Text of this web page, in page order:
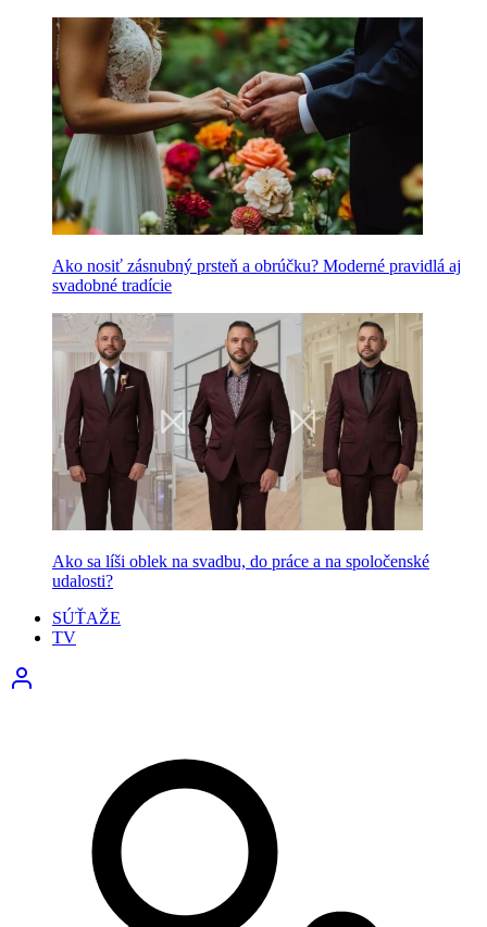
Ako nosiť zásnubný prsteň a obrúčku? Moderné pravidlá aj
svadobné tradície
Ako sa líši oblek na svadbu, do práce a na spoločenské
udalosti?
SÚŤAŽE
TV